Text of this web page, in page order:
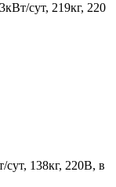
сут, 219кг, 220
138кг, 220В, в